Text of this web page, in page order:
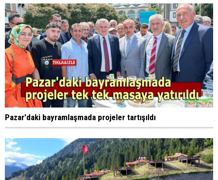
Pazar'daki bayramlaşmada projeler tartışıldı